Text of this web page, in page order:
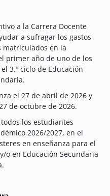
a la Carrera Docente
a sufragar los gastos
matriculados en la
primer año de uno de los
3.º ciclo de Educación
el 27 de abril de 2026 y
de octubre de 2026.
los estudiantes
2026/2027, en el
en enseñanza para el
o en Educación Secundaria